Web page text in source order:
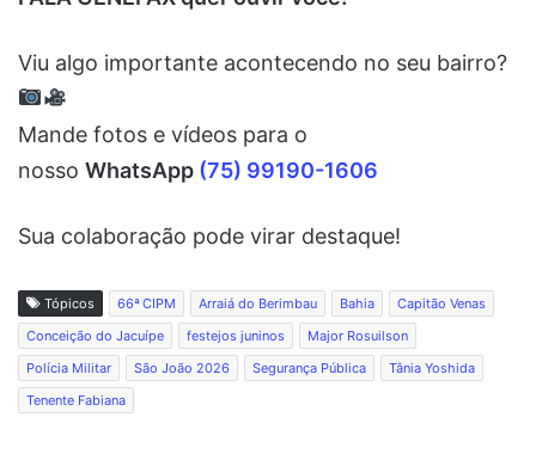
Viu algo importante acontecendo no seu bairro?
Mande fotos e vídeos para o
nosso WhatsApp (75) 99190-1606
Sua colaboração pode virar destaque!
Tópicos 66ª CIPM Arraiá do Berimbau Bahia
Capitão Venas
Conceição do Jacuípe
festejos juninos
Major Rosuilson
Polícia Militar
São João 2026 Segurança Pública
Tânia Yoshida
Tenente Fabiana